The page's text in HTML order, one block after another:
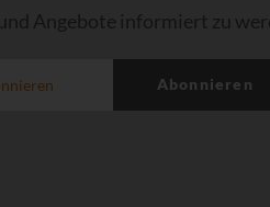
Angebote informiert zu
Abonnieren